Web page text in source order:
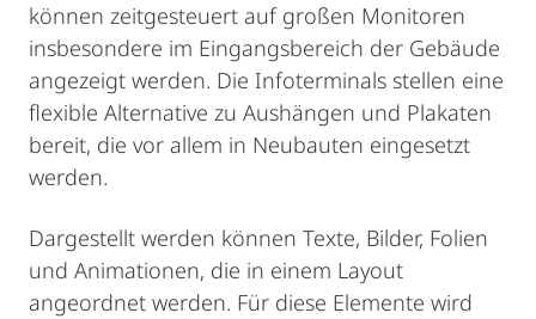
können zeitgesteuert auf großen Monitoren
insbesondere im Eingangsbereich der Gebäude
angezeigt werden. Die Infoterminals stellen eine
flexible Alternative zu Aushängen und Plakaten
bereit, die vor allem in Neubauten eingesetzt
werden.
Dargestellt werden können Texte, Bilder, Folien
und Animationen, die in einem Layout
angeordnet werden. Für diese Elemente wird